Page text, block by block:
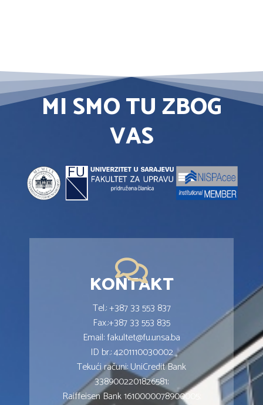
MI SMO TU ZBOG
VAS
KONTAKT
Tel.: +387 33 553 837
Fax.:+387 33 553 835
Email: fakultet@fu.unsa.ba
ID br.: 4201110030002
Tekući računi: UniCredit Bank
3389002201826581;
Raiffeisen Bank 1610000078900005;